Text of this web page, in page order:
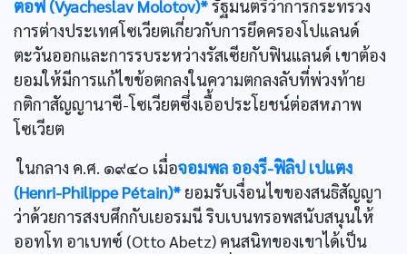
ตอฟ (Vyacheslav Molotov)*รัฐมนตรีว่าการกระทรวง
การต่างประเทศโซเวียตเกี่ยวกับการยึดครองโปแลนด์
ตะวันออกและการรบระหว่างรัสเซียกับฟินแลนด์ เขาต้อง
ยอมให้มีการแก้ไขข้อตกลงในความตกลงลับที่พ่วงท้าย
กติกาสัญญานาซี-โซเวียตซึ่งเอื้อประโยชน์ต่อสหภาพ
โซเวียต
ในกลาง ค.ศ. ๑๙๔๐ เมื่อจอมพล อองรี-ฟิลิป เปแตง
(Henri-Philippe Pétain)* ยอมรับเงื่อนไขของสนธิสัญญา
ว่าด้วยการสงบศึกกับเยอรมนี ริบเบนทรอพสนับสนุนให้
ออทโท อาเบทซ์ (Otto Abetz) คนสนิทของเขาได้เป็น